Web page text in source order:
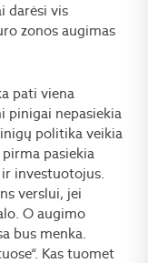
darėsi vis
zonos augimas
pati viena
pinigai nepasiekia
politika veikia
pasiekia
investuotojus.
verslui, jei
O augimo
bus menka.
Kas tuomet